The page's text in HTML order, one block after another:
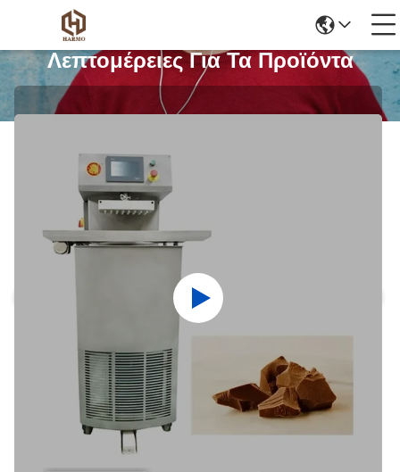
Λεπτομέρειες Για Τα Προϊόντα